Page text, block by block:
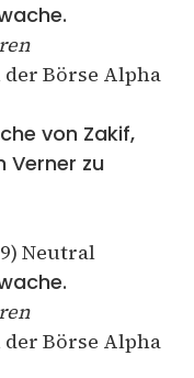
Börse Alpha
von Zakif,
Verner zu
Neutral
Börse Alpha